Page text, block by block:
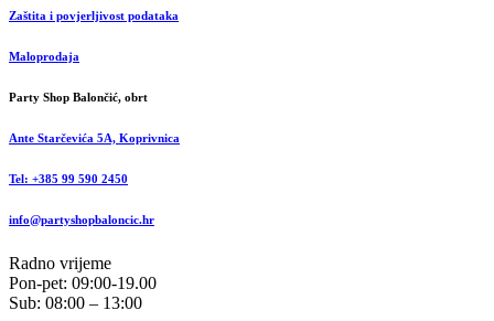
Zaštita i povjerljivost podataka
Maloprodaja
Party Shop Balončić, obrt
Ante Starčevića 5A, Koprivnica
Tel: +385 99 590 2450
info@partyshopbaloncic.hr
Radno vrijeme
Pon-pet: 09:00-19.00
Sub: 08:00 – 13:00